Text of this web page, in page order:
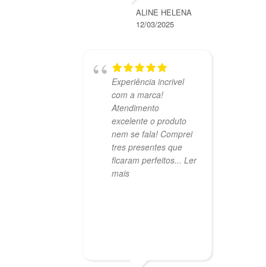
ALINE HELENA
12/03/2025
Experiência incrivel
com a marca!
Atendimento
excelente o produto
nem se fala! Comprei
tres presentes que
ficaram perfeitos... Ler
mais